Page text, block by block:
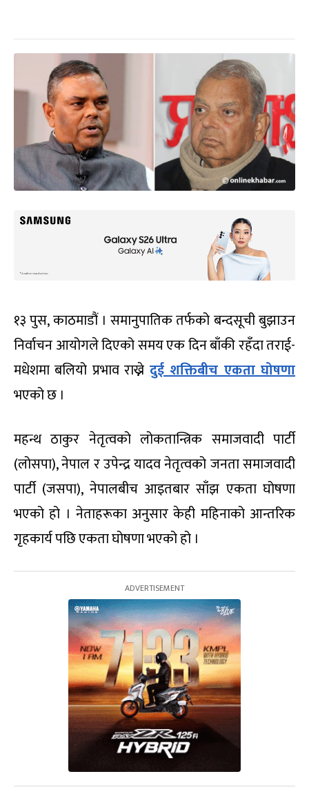
१३ पुस, काठमाडौं । समानुपातिक तर्फको बन्दसूची बुझाउन
निर्वाचन आयोगले दिएको समय एक दिन बाँकी रहँदा तराई-
मधेशमा बलियो प्रभाव राख्नेदुई शक्तिबीच एकता घोषणा
भएको छ ।
महन्थ ठाकुर नेतृत्वको लोकतान्त्रिक समाजवादी पार्टी
(लोसपा), नेपाल र उपेन्द्र यादव नेतृत्वको जनता समाजवादी
पार्टी (जसपा), नेपालबीच आइतबार साँझ एकता घोषणा
भएको हो । नेताहरूका अनुसार केही महिनाको आन्तरिक
गृहकार्य पछि एकता घोषणा भएको हो ।